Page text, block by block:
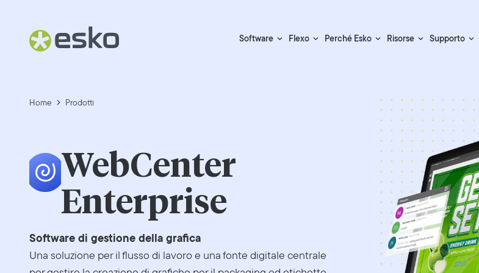
Software
Flexo Perché Esko Risorse Supporto
Home Prodotti
WebCenter
Enterprise
Software di gestione della grafica
Una soluzione per il flusso di lavoro e una fonte digitale centrale